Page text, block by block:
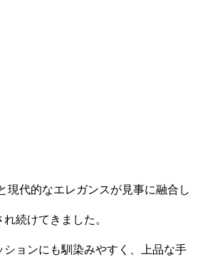
現代的なエレガンスが見事に融合し
続けてきました。
ョンにも馴染みやすく、上品な手